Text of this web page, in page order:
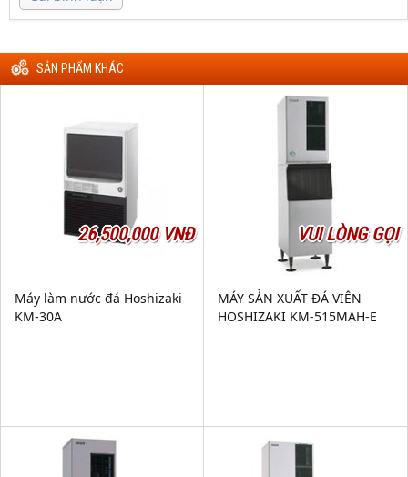
SẢN PHẨM KHÁC
26,500,000 VNĐ
Máy làm nước đá Hoshizaki
KM-30A
VUI LÒNG GỌI
MÁY SẢN XUẤT ĐÁ VIÊN
HOSHIZAKI KM-515MAH-E